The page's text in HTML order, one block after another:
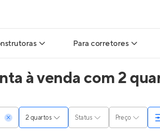
de Leads
de Vendas
Para corretores
Leads para
Parcerias imobiliárias
à venda com 2
2 quartos Status Preço